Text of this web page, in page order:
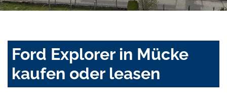
Ford Explorer in Mücke
kaufen oder leasen